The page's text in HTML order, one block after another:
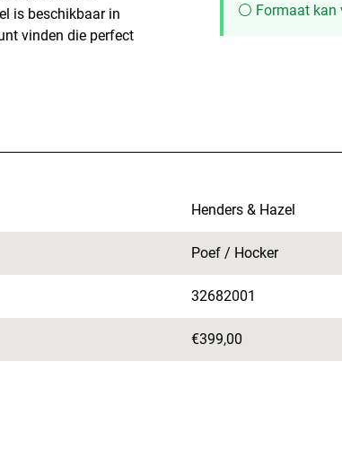
is beschikbaar in
vinden die perfect
⚪ Formaat kan
Henders & Hazel
Poef / Hocker
32682001
€399,00